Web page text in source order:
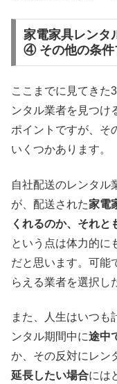
家電家具レンタ
④ その他の条件
ここまでに見てきた
ンタル業者を見つけ
ポイントですが、そ
いくつかあります。
自社配送のレンタル
が、配送された家電
くれるのか、それと
という点は体力的に
だと思います。可能
らえる業者を選択し
また、人生はいつも
ンタル期間中に途中
か、その反対にレン
延長したい場合には